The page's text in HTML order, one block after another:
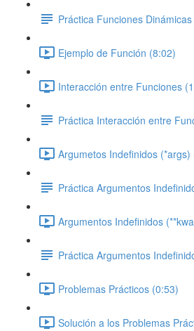
Práctica Funciones Dinámicas
Ejemplo de Función (8:02)
Interacción entre Funciones
Práctica Interacción entre
Argumetos Indefinidos (*args)
Práctica Argumentos
Argumentos Indefinidos
Práctica Argumentos
Problemas Prácticos (0:53)
Solución a los Problemas